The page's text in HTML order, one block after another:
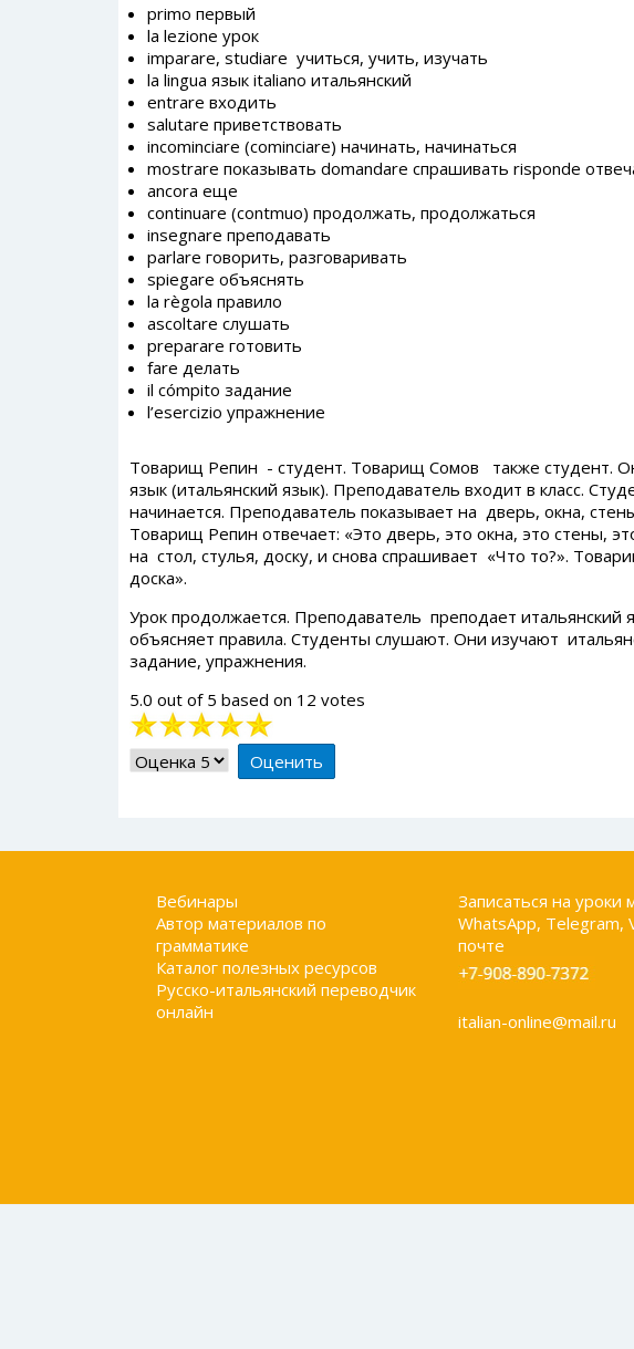
primo первый
la lezione урок
imparare, studiare учиться, учить, изучать
la lingua язык italiano итальянский
entrare входить
salutare приветствовать
incominciare (cominciare) начинать, начинаться
mostrare показывать domandare спрашивать risponde
ancora еще
continuare (contmuo) продолжать, продолжаться
insegnare преподавать
parlare говорить, разговаривать
spiegare объяснять
la règola правило
ascoltare слушать
preparare готовить
fare делать
il cómpito задание
l’esercizio упражнение
Товарищ Репин - студент. Товарищ Сомов также студент.
язык (итальянский язык). Преподаватель входит в класс.
начинается. Преподаватель показывает на дверь, окна,
Товарищ Репин отвечает: «Это дверь, это окна, это стены,
на стол, стулья, доску, и снова спрашивает «Что то?».
доска».
Урок продолжается. Преподаватель преподает итальянский
объясняет правила. Студенты слушают. Они изучают
задание, упражнения.
5.0 out of 5 based on 12 votes
Рейтинг:
5 / 5
Пожалуйста,
оцените
Вебинары
Автор материалов по
грамматике
Каталог полезных ресурсов
Русско-итальянский переводчик
онлайн
Записаться на уроки
WhatsApp, Telegram,
почте
italian-online@mail.ru